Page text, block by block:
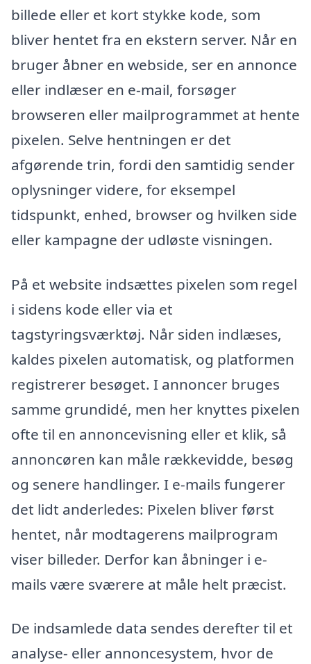
billede eller et kort stykke kode, som
bliver hentet fra en ekstern server. Når en
bruger åbner en webside, ser en annonce
eller indlæser en e-mail, forsøger
browseren eller mailprogrammet at hente
pixelen. Selve hentningen er det
afgørende trin, fordi den samtidig sender
oplysninger videre, for eksempel
tidspunkt, enhed, browser og hvilken side
eller kampagne der udløste visningen.
På et website indsættes pixelen som regel
i sidens kode eller via et
tagstyringsværktøj. Når siden indlæses,
kaldes pixelen automatisk, og platformen
registrerer besøget. I annoncer bruges
samme grundidé, men her knyttes pixelen
ofte til en annoncevisning eller et klik, så
annoncøren kan måle rækkevidde, besøg
og senere handlinger. I e-mails fungerer
det lidt anderledes: Pixelen bliver først
hentet, når modtagerens mailprogram
viser billeder. Derfor kan åbninger i e-
mails være sværere at måle helt præcist.
De indsamlede data sendes derefter til et
analyse- eller annoncesystem, hvor de